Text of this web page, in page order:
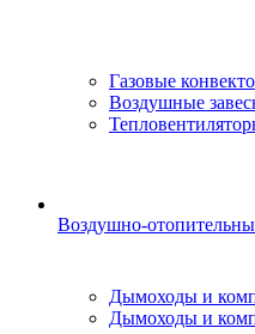
Газовые
Воздушные
Воздушно-
Дымоходы и
Дымоходы и